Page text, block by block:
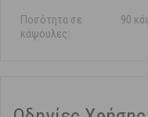
Ποσότητα σε
κάψουλες:
90